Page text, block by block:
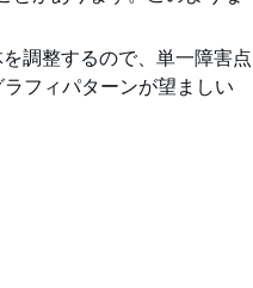
調整するので、単一障害点
フィパターンが望ましい